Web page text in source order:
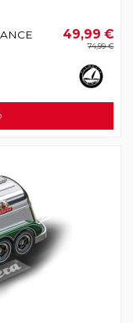
49,99 €
74,99 €